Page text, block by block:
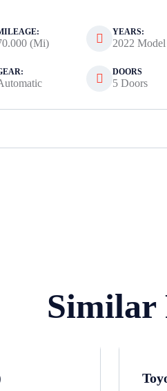
(Mi)
YEARS:
2022 Model
DOORS
5 Doors
Similar